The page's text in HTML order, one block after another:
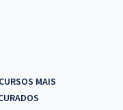
MAIS